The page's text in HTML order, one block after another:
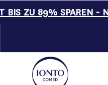
BIS ZU 89% SPAREN -